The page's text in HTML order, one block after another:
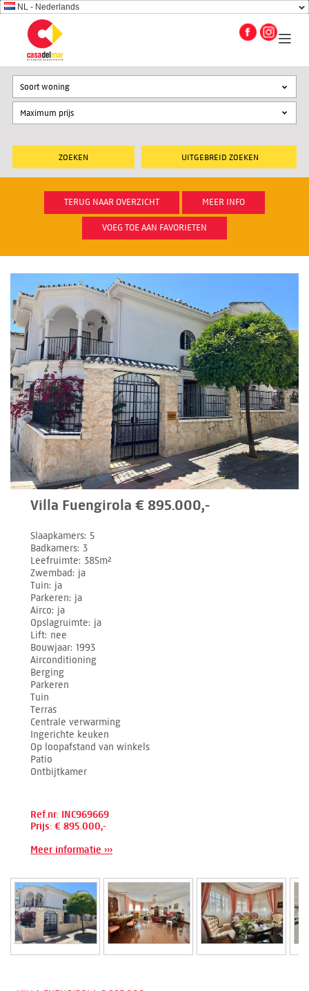
NL - Nederlands
UITGEBREID ZOEKEN
Soort woning
TERUG NAAR OVERZICHT MEER INFO
VOEG TOE AAN FAVORIETEN
Villa Fuengirola € 895.000,-
Slaapkamers 5
Badkamers 3
Leefruimte 385m²
Zwembad ja
Tuin ja
Parkeren ja
Airco ja
Opslagruimte ja
Lift nee
Bouwjaar 1993
Airconditioning
Berging
Parkeren
Tuin
Terras
Centrale verwarming
Ingerichte keuken
Op loopafstand van winkels
Patio
Ontbijtkamer
Ref.nr: INC969669
Prijs: € 895.000,-
Meer informatie ›››